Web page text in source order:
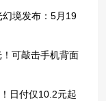
境发布：5月19
可敲击手机背面
日付仅10.2元起